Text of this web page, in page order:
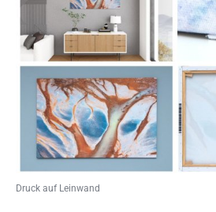
Druck auf Leinwand